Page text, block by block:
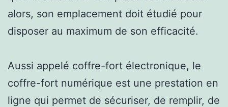
alors, son emplacement doit étudié pour
disposer au maximum de son efficacité.
Aussi appelé coffre-fort électronique, le
coffre-fort numérique est une prestation en
ligne qui permet de sécuriser, de remplir, de